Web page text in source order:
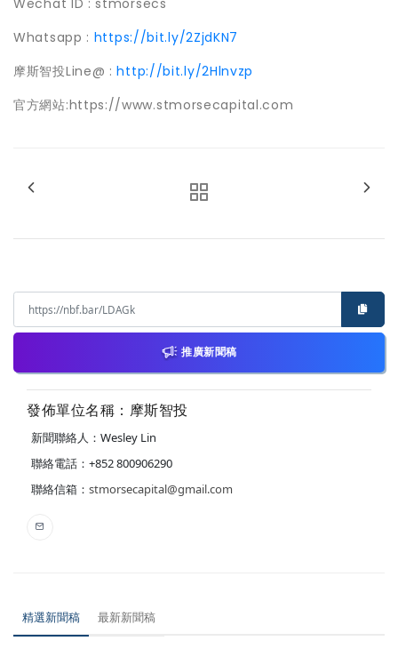
Wechat ID : stmorsecs
Whatsapp : https://bit.ly/2ZjdKN7
摩斯智投Line@ :http://bit.ly/2Hlnvzp
官方網站:https://www.stmorsecapital.com
推廣新聞稿
發佈單位名稱：摩斯智投
新聞聯絡人：Wesley Lin
聯絡電話：+852 800906290
聯絡信箱： stmorsecapital@gmail.com
精選新聞稿 最新新聞稿